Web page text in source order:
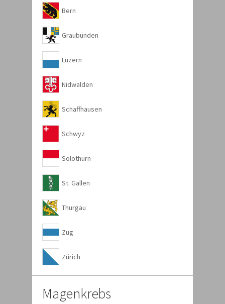
Bern
Graubünden
Luzern
Nidwalden
Schaffhausen
Schwyz
Solothurn
St. Gallen
Thurgau
Zug
Zürich
Magenkrebs